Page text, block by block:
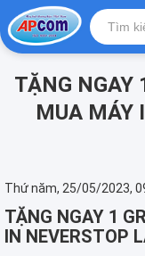
TẶNG NGAY
MUA MÁY
Thứ năm, 25/05/2023,
TẶNG NGAY 1
IN NEVERSTOP